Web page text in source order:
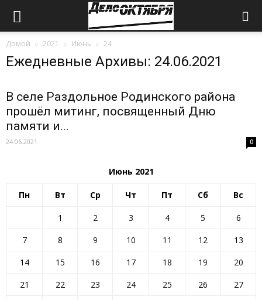
Домой 2021 Июнь 24
Ежедневные Архивы: 24.06.2021
В селе Раздольное Родинского района
прошёл митинг, посвященный Дню
памяти и...
24.06.2021 0
Июнь 2021
Пн Вт Ср Чт Пт Сб Вс
1 2 3 4 5
6
7
8 9 10 11 12
13
14
15 16 17 18 19
20
21
22 23 24 25 26
27